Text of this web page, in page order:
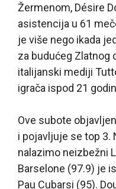
Žermenom, Désire
asistencija u 61
je više nego ikada
za budućeg Zlatnog
italijanski mediji
igrača ispod 21
Ove subote
i pojavljuje se top 3.
nalazimo neizbežni
Barselone (97.9) je
Pau Cubarsi (95).